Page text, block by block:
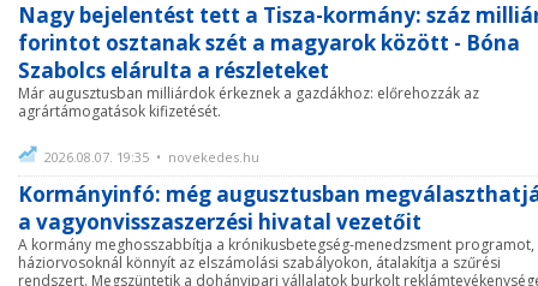
Nagy bejelentést tett a Tisza-kormány: száz
forintot osztanak szét a magyarok között - Bóna
Szabolcs elárulta a részleteket
Már augusztusban milliárdok érkeznek a gazdákhoz: előrehozzák az
agrártámogatások kifizetését.
2026.08.07. 19:35 • novekedes.hu
Kormányinfó: még augusztusban
a vagyonvisszaszerzési hivatal vezetőit
A kormány meghosszabbítja a krónikusbetegség-menedzsment programot,
háziorvosoknál könnyít az elszámolási szabályokon, átalakítja a szűrési
rendszert. Megszüntetik a dohányipari vállalatok burkolt